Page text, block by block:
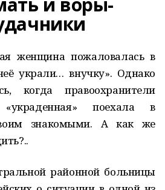
женщина пожаловалась в
украли… внучку». Однако
когда правоохранители
поехала в
знакомыми. А как же
районной больницы